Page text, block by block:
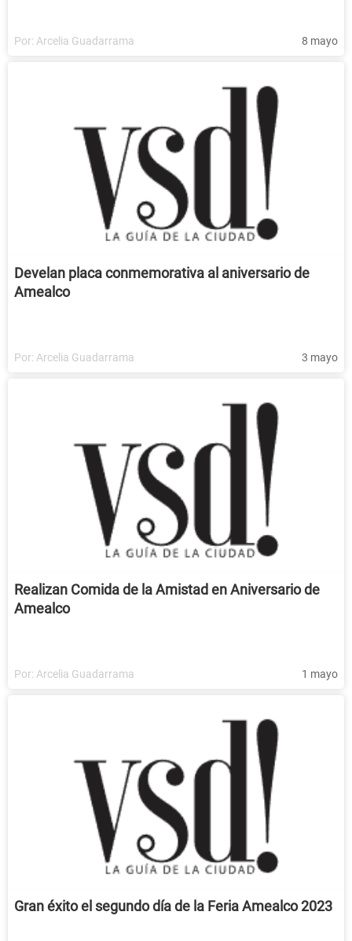
Por: Arcelia Guadarrama 8 mayo
Develan placa conmemorativa al aniversario de
Amealco
Por: Arcelia Guadarrama 3 mayo
Realizan Comida de la Amistad en Aniversario de
Amealco
Por: Arcelia Guadarrama 1 mayo
Gran éxito el segundo día de la Feria Amealco 2023